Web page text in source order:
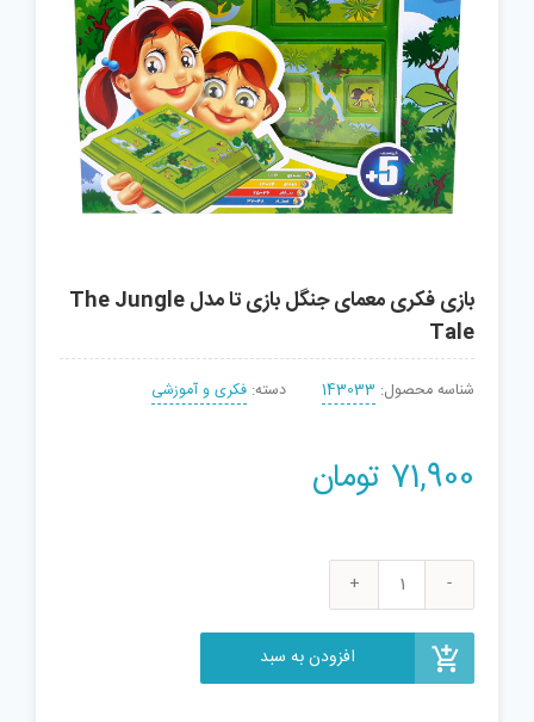
بازی فکری معمای جنگل بازی تا مدل The Jungle
Tale
شناسه محصول: 143033 دسته: فکری و آموزشی
71,900 تومان
بازی
جنگل
افزودن به سبد